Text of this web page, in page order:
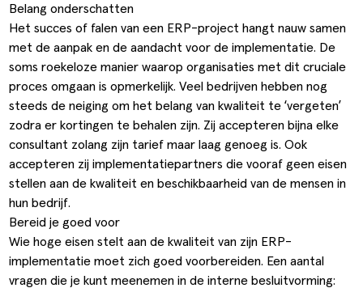
Belang onderschatten
Het succes of falen van een ERP-project hangt nauw samen
met de aanpak en de aandacht voor de implementatie. De
soms roekeloze manier waarop organisaties met dit cruciale
proces omgaan is opmerkelijk. Veel bedrijven hebben nog
steeds de neiging om het belang van kwaliteit te ‘vergeten’
zodra er kortingen te behalen zijn. Zij accepteren bijna elke
consultant zolang zijn tarief maar laag genoeg is. Ook
accepteren zij implementatiepartners die vooraf geen eisen
stellen aan de kwaliteit en beschikbaarheid van de mensen in
hun bedrijf.
Bereid je goed voor
Wie hoge eisen stelt aan de kwaliteit van zijn ERP-
implementatie moet zich goed voorbereiden. Een aantal
vragen die je kunt meenemen in de interne besluitvorming: